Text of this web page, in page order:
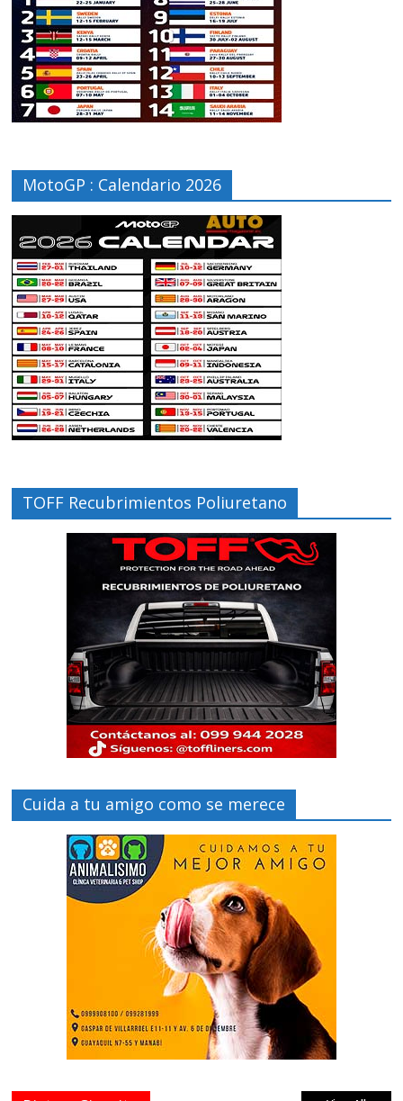
MotoGP : Calendario 2026
TOFF Recubrimientos Poliuretano
Cuida a tu amigo como se merece